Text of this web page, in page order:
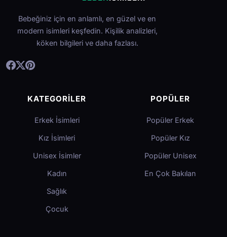
Bebeğiniz için en anlamlı, en güzel ve en
modern isimleri keşfedin. Kişilik analizleri,
köken bilgileri ve daha fazlası.
KATEGORILER
Erkek İsimleri
Kız İsimleri
Unisex İsimler
Kadın
Sağlık
Çocuk
POPÜLER
Popüler Erkek
Popüler Kız
Popüler Unisex
En Çok Bakılan